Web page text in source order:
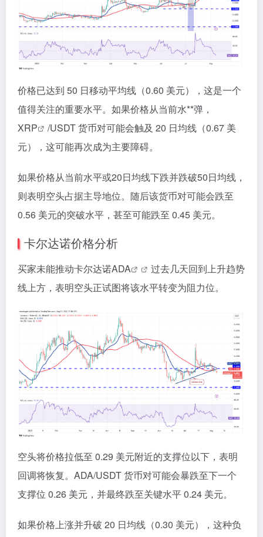
价格已达到 50 日移动平均线（0.60 美元），这是一个
值得关注的重要水平。如果价格从当前水**弹，
XRP
/USDT 货币对可能会触及 20 日均线（0.67 美
元），这可能再次成为主要障碍。
如果价格从当前水平或20日均线下跌并跌破50日均线，
则表明空头占据主导地位。随后该货币对可能会跌至
0.56 美元的突破水平，甚至可能跌至 0.45 美元。
卡尔达诺价格分析
买家未能推动卡尔达诺ADA
过去几天回到上升趋势
线上方，表明空头正试图将该水平转变为阻力位。
空头将价格拉低至 0.29 美元附近的支撑位以下，表明
回调将恢复。ADA/USDT 货币对可能会暴跌至下一个
支撑位 0.26 美元，并最终跌至关键水平 0.24 美元。
如果价格上涨并升破 20 日均线（0.30 美元），这种负